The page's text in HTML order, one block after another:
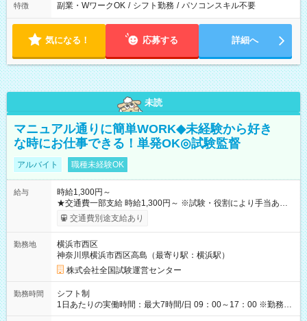
特徴 副業・WワークOK / シフト勤務 / パソコンスキル不要
気になる！ 応募する 詳細へ
未読
マニュアル通りに簡単WORK◆未経験から好き
な時にお仕事できる！単発OK◎試験監督
アルバイト 職種未経験OK
給与
時給1,300円～
★交通費一部支給 時給1,300円～ ※試験・役割により手当あり
※勤務回数により昇給あり 【即給（前払い）オプションあ
り！】 希望される場合、勤務から1週間ほどで給与の一部を受け
例】 ・河合塾模擬試験 8:30～17:30（休憩1時間） 時給1,300円
×8時間＝日収10,400円＋交通費 ※当日の役割により時給＋100
円の場合あり ・国家試験 7:00～13:30（休憩なし） 時給1,300
円（役割手当＋100円）×6時間＝日収8,400円＋交通費 【試用期
間】試用期間なし
交通費別途支給あり
勤務地
横浜市西区
神奈川県横浜市西区高島（最寄り駅：横浜駅）
株式会社全国試験運営センター
勤務時間
シフト制
1日あたりの実働時間：最大7時間/日 09：00～17：00 ※勤務時
間は 試験により異なります。